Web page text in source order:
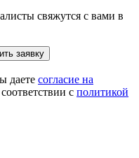
свяжутся с вами в
заявку
даете согласие на
с политикой